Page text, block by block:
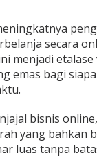
secara
menjadi
emas bagi
bisnis
yang bahkan
luas tanpa